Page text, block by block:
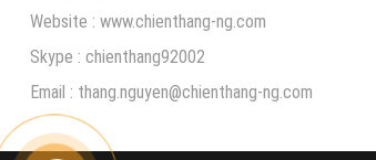
Website : www.chienthang-ng.com
Skype : chienthang92002
Email : thang.nguyen@chienthang-ng.com